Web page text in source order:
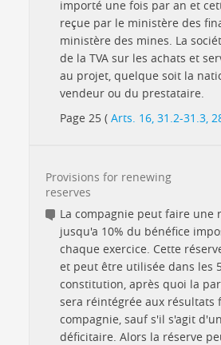
importé une fois par an et
reçue par le ministère des
ministère des mines. La
de la TVA sur les achats et
au projet, quelque soit la
vendeur ou du prestataire.
Page 25 ( Arts. 16, 31.2-31.3,
Provisions for renewing
reserves
La compagnie peut faire une
jusqu'a 10% du bénéfice
chaque exercice. Cette
et peut être utilisée dans les
constitution, après quoi la
sera réintégrée aux résultats
compagnie, sauf s'il s'agit
déficitaire. Alors la réserve